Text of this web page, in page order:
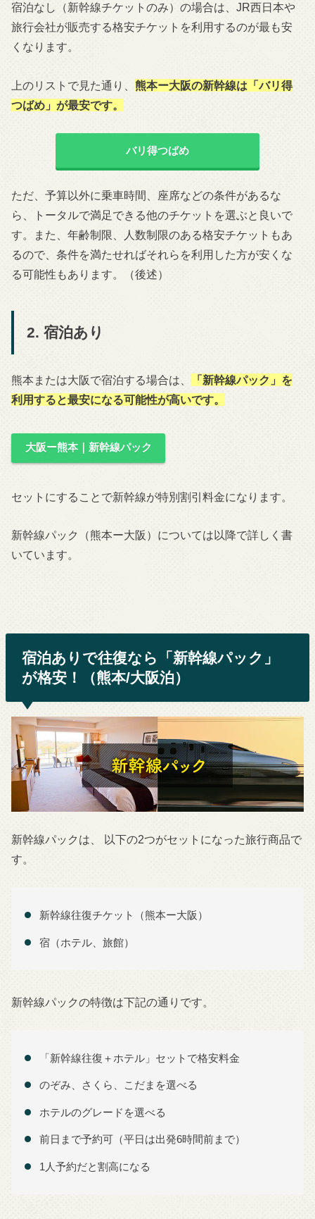
宿泊なし（新幹線チケットのみ）の場合は、JR西日本や
旅行会社が販売する格安チケットを利用するのが最も安
くなります。
上のリストで見た通り、熊本ー大阪の新幹線は「バリ得
つばめ」が最安です。
バリ得つばめ
ただ、予算以外に乗車時間、座席などの条件があるな
ら、トータルで満足できる他のチケットを選ぶと良いで
す。また、年齢制限、人数制限のある格安チケットもあ
るので、条件を満たせればそれらを利用した方が安くな
る可能性もあります。（後述）
2. 宿泊あり
熊本または大阪で宿泊する場合は、
「新幹線パック」を
利用すると最安になる可能性が高いです。
大阪ー熊本｜新幹線パック
セットにすることで新幹線が特別割引料金になります。
新幹線パック（熊本ー大阪）については以降で詳しく書
いています。
宿泊ありで往復なら「新幹線パック」
が格安！（熊本/大阪泊）
新幹線パックは、 以下の2つがセットになった旅行商品で
す。
新幹線往復チケット（熊本ー大阪）
宿（ホテル、旅館）
新幹線パックの特徴は下記の通りです。
「新幹線往復＋ホテル」セットで格安料金
のぞみ、さくら、こだまを選べる
ホテルのグレードを選べる
前日まで予約可（平日は出発6時間前まで）
1人予約だと割高になる